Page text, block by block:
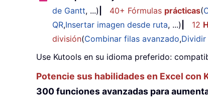
de Gantt, ...) 40+ Fórmulas prácticas(
QR,Insertar imagen desde ruta, ...) 12
división(Combinar filas avanzado,Dividir
Use Kutools en su idioma preferido:
Potencie sus habilidades en Excel con
300 funciones avanzadas para